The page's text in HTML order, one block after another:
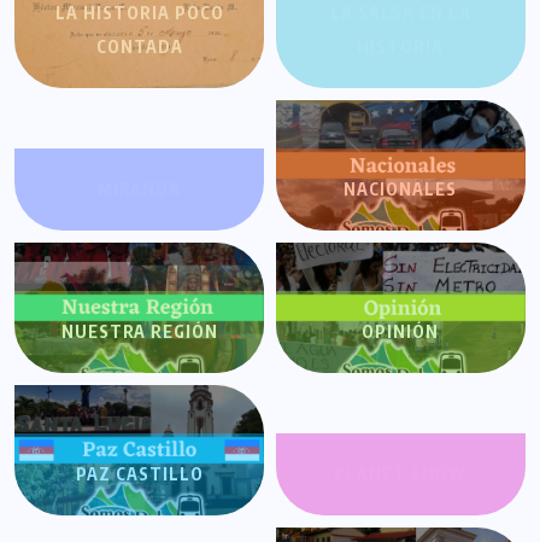
LA HISTORIA POCO
CONTADA
NACIONALES
NUESTRA REGIÓN OPINIÓN
PAZ CASTILLO